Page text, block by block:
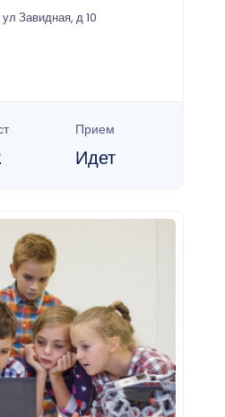
Завидная, д 10
Прием
Идет